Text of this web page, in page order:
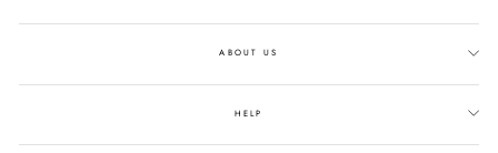
ABOUT US
HELP